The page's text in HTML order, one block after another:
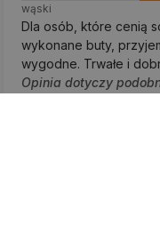
wąski
Dla osób, które cenią
wykonane buty,
wygodne. Trwałe i
Opinia dotyczy